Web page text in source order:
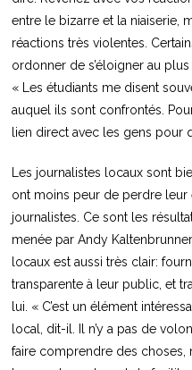
entre le bizarre et la niaiserie,
réactions très violentes.
ordonner de s’éloigner au
« Les étudiants me disent
auquel ils sont confrontés.
lien direct avec les gens pour
Les journalistes locaux sont
ont moins peur de perdre leur
journalistes. Ce sont les
menée par Andy
locaux est aussi très clair:
transparente à leur public, et
lui. « C’est un élément
local, dit-il. Il n’y a pas de
faire comprendre des choses,